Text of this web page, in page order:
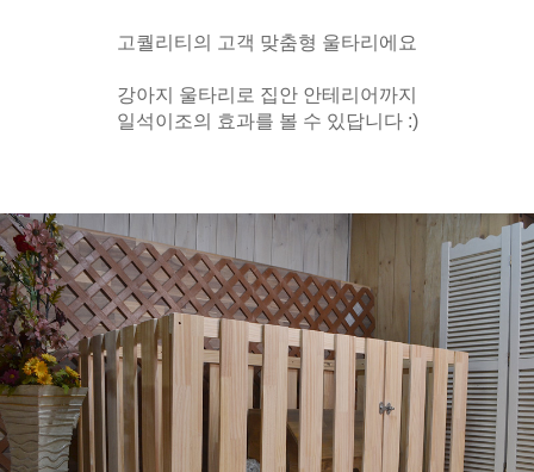
고퀄리티의 고객 맞춤형 울타리에요
강아지 울타리로 집안 안테리어까지
일석이조의 효과를 볼 수 있답니다 :)